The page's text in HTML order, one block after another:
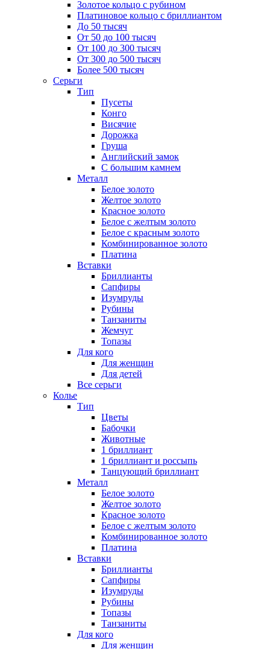
Золотое кольцо с рубином
Платиновое кольцо с бриллиантом
До 50 тысяч
От 50 до 100 тысяч
От 100 до 300 тысяч
От 300 до 500 тысяч
Более 500 тысяч
Серьги
Тип
Пусеты
Конго
Висячие
Дорожка
Груша
Английский замок
С большим камнем
Металл
Белое золото
Желтое золото
Красное золото
Белое с желтым золото
Белое с красным золото
Комбинированное золото
Платина
Вставки
Бриллианты
Сапфиры
Изумруды
Рубины
Танзаниты
Жемчуг
Топазы
Для кого
Для женщин
Для детей
Все серьги
Колье
Тип
Цветы
Бабочки
Животные
1 бриллиант
1 бриллиант и россыпь
Танцующий бриллиант
Металл
Белое золото
Желтое золото
Красное золото
Белое с желтым золото
Комбинированное золото
Платина
Вставки
Бриллианты
Сапфиры
Изумруды
Рубины
Топазы
Танзаниты
Для кого
Для женщин